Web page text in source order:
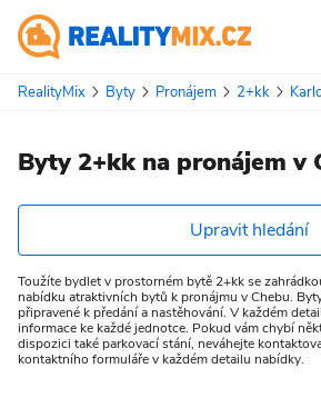
RealityMix Byty Pronájem 2+kk
Byty 2+kk na pronájem v
Upravit hledání
Toužíte bydlet v prostorném bytě 2+kk se
nabídku atraktivních bytů k pronájmu v Chebu.
připravené k předání a nastěhování. V každém
informace ke každé jednotce. Pokud vám chybí
dispozici také parkovací stání, neváhejte
kontaktního formuláře v každém detailu nabídky.